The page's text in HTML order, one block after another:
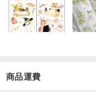
商品運費